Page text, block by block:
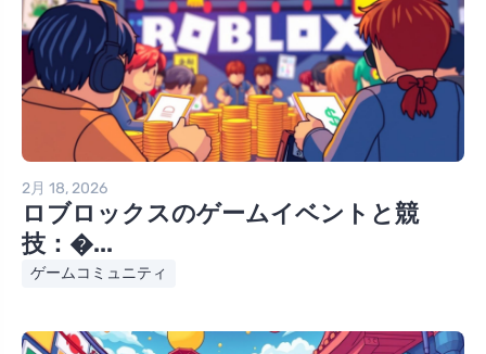
2月 18, 2026
ロブロックスのゲームイベントと競
技：�...
ゲームコミュニティ